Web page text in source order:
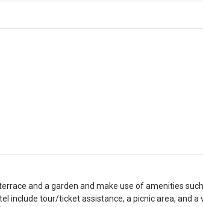
and a garden and make use of amenities
include tour/ticket assistance, a picnic area, and